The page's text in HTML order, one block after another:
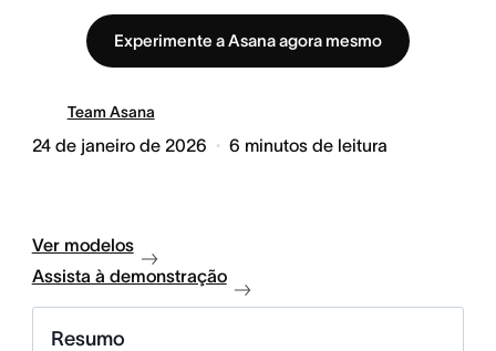
Experimente a Asana agora mesmo
Team Asana
24 de janeiro de 2026 6 minutos de leitura
Ver modelos
Assista à demonstração
Resumo